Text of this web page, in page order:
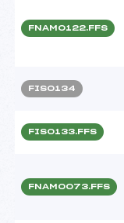
FNAM0122.FFS
FIS0134
FIS0133.FFS
FNAM0073.FFS